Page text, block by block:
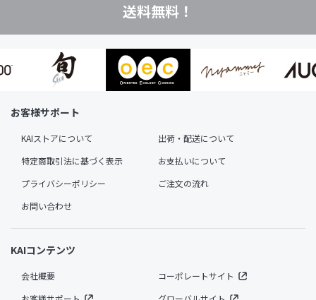
送料無料！
お客様サポート
KAIストアについて
出荷・配送について
特定商取引法に基づく表示
お支払いについて
プライバシーポリシー
ご注文の流れ
お問い合わせ
KAIコンテンツ
会社概要
コーポレートサイト